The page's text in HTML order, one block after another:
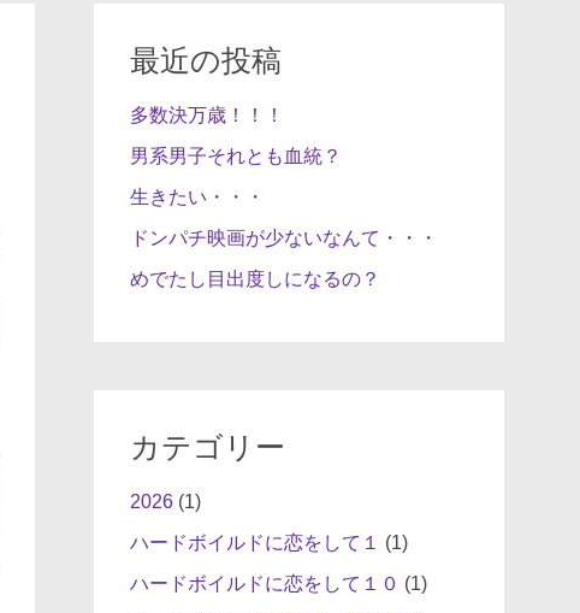
最近の投稿
多数決万歳！！！
男系男子それとも血統？
生きたい・・・
ドンパチ映画が少ないなんて・・・
めでたし目出度しになるの？
カテゴリー
2026(1)
ハードボイルドに恋をして１
(1)
ハードボイルドに恋をして１０ (1)